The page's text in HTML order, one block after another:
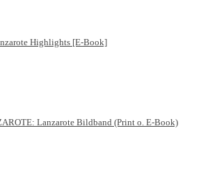
Highlights [E-Book]
Lanzarote Bildband (Print o. E-Book)